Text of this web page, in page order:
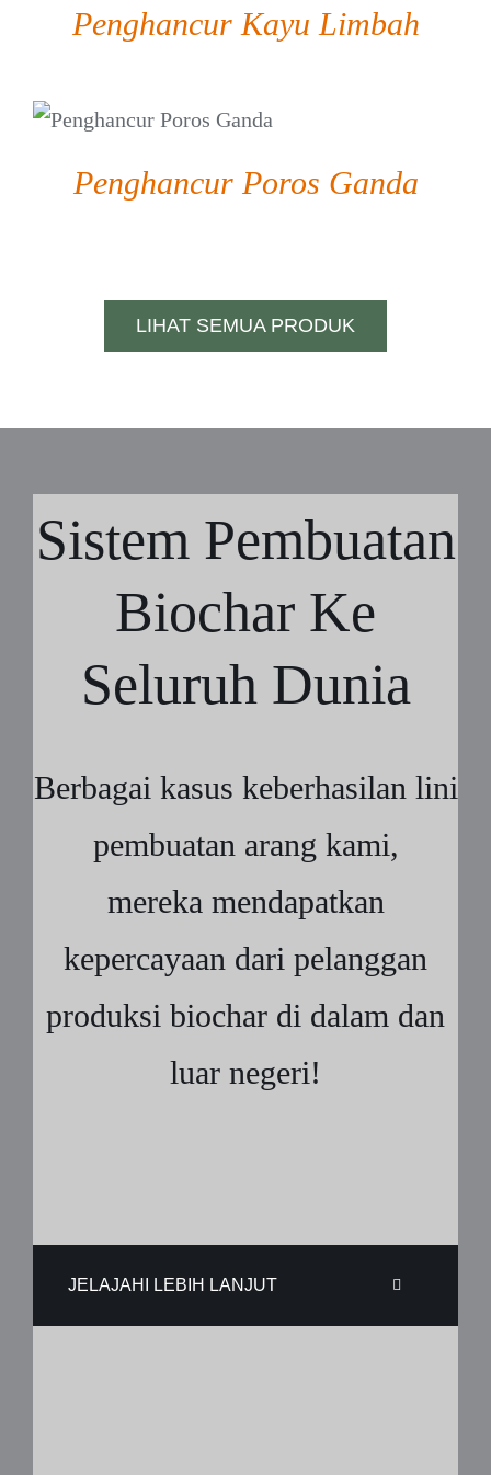
Penghancur Kayu Limbah
DETAIL
Penghancur Poros Ganda
LIHAT SEMUA PRODUK
Sistem Pembuatan
Biochar Ke
Seluruh Dunia
Berbagai kasus keberhasilan lini
pembuatan arang kami,
mereka mendapatkan
kepercayaan dari pelanggan
produksi biochar di dalam dan
luar negeri!
JELAJAHI LEBIH LANJUT